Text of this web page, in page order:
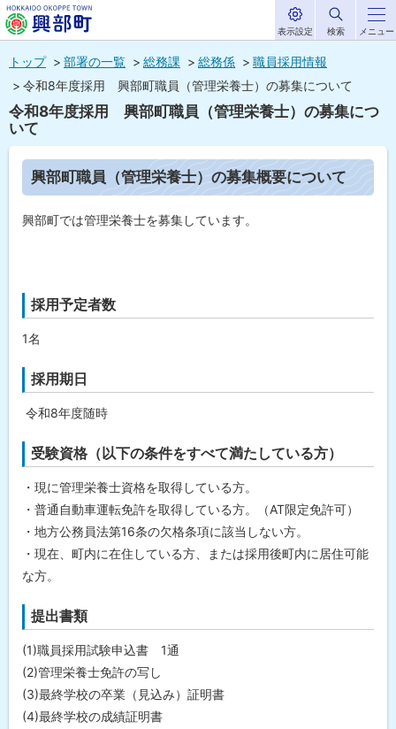
メ
ニ
北海道興部
町
HOKKAIDO OKOPPE TOWN
メニュー
表示設定
ト
内
検索
トップ 部署の一覧 総務課 総務係
職員採用情報
令和8年度採用 興部町職員（管理栄養士）の募集について
令和8年度採用 興部町職員（管理栄養士）の募集につ
いて
ペ
ー
ジ
内
目
職
員
（
管
栄
養
士
）
募
集
要
に
つ
い
て
問
わ
せ
・
担
当
窓
口
興部町職員（管理栄養士）の募集概要について
興部町では管理栄養士を募集しています。
採用予定者数
1名
採用期日
令和8年度随時
受験資格（以下の条件をすべて満たしている方）
・現に管理栄養士資格を取得している方。
・普通自動車運転免許を取得している方。（AT限定免許可）
・地方公務員法第16条の欠格条項に該当しない方。
・現在、町内に在住している方、または採用後町内に居住可能
な方。
提出書類
(1)職員採用試験申込書 1通
(2)管理栄養士免許の写し
(3)最終学校の卒業（見込み）証明書
(4)最終学校の成績証明書